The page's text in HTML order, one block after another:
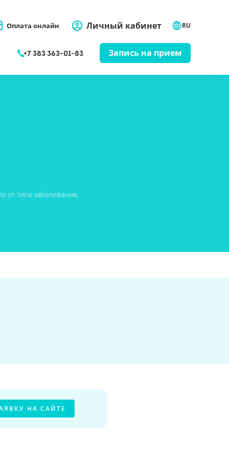
Оплата онлайн Личный кабинет RU
+7 383 363-01-83 Запись на прием
от типа заболевания,
НА САЙТЕ